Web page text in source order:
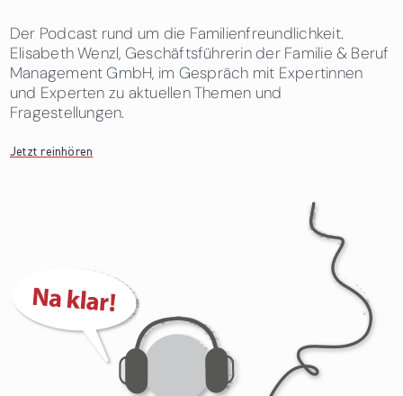
Der Podcast rund um die Familienfreundlichkeit.
Elisabeth Wenzl, Geschäftsführerin der Familie & Beruf
Management GmbH, im Gespräch mit Expertinnen
und Experten zu aktuellen Themen und
Fragestellungen.
Jetzt reinhören